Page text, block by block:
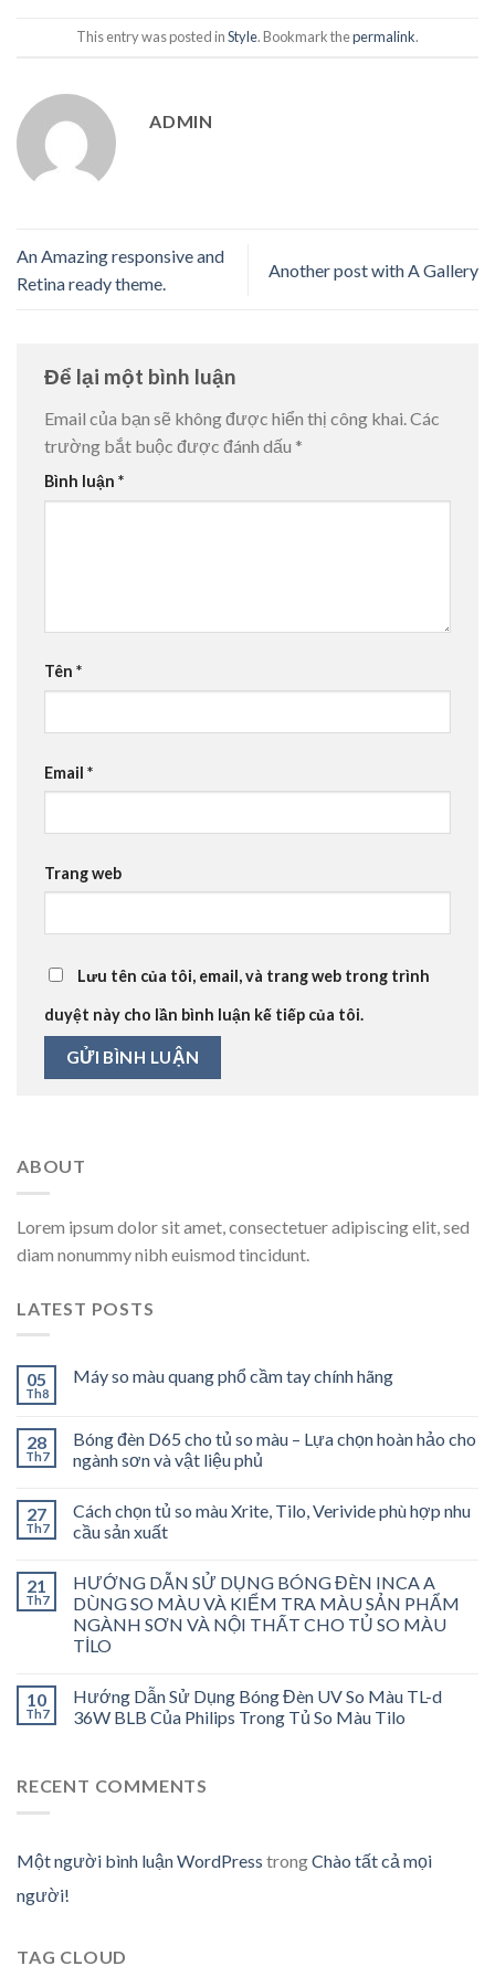
This entry was posted inStyle. Bookmark thepermalink.
ADMIN
An Amazing responsive and
Retina ready theme.
Another post with A Gallery
Để lại một bình luận
Email của bạn sẽ không được hiển thị công khai.Các
trường bắt buộc được đánh dấu *
Bình luận *
Tên *
Email *
Trang web
Lưu tên của tôi, email, và trang web trong trình
duyệt này cho lần bình luận kế tiếp của tôi.
ABOUT
Lorem ipsum dolor sit amet, consectetuer adipiscing elit, sed
diam nonummy nibh euismod tincidunt.
LATEST POSTS
05
Th8
Máy so màu quang phổ cầm tay chính hãng
28
Th7
Bóng đèn D65 cho tủ so màu – Lựa chọn hoàn hảo cho
ngành sơn và vật liệu phủ
27
Th7
Cách chọn tủ so màu Xrite, Tilo, Verivide phù hợp nhu
cầu sản xuất
21
Th7
HƯỚNG DẪN SỬ DỤNG BÓNG ĐÈN INCA A
DÙNG SO MÀU VÀ KIỂM TRA MÀU SẢN PHẨM
NGÀNH SƠN VÀ NỘI THẤT CHO TỦ SO MÀU
TİLO
10
Th7
Hướng Dẫn Sử Dụng Bóng Đèn UV So Màu TL-d
36W BLB Của Philips Trong Tủ So Màu Tilo
RECENT COMMENTS
Một người bình luận WordPress trongChào tất cả mọi
người!
TAG CLOUD